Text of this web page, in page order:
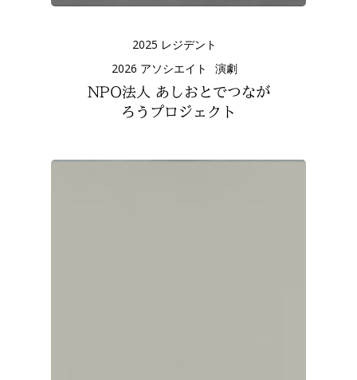
2025 レジデント
2026 アソシエイト
演劇
NPO法人 あしおとでつなが
ろうプロジェクト